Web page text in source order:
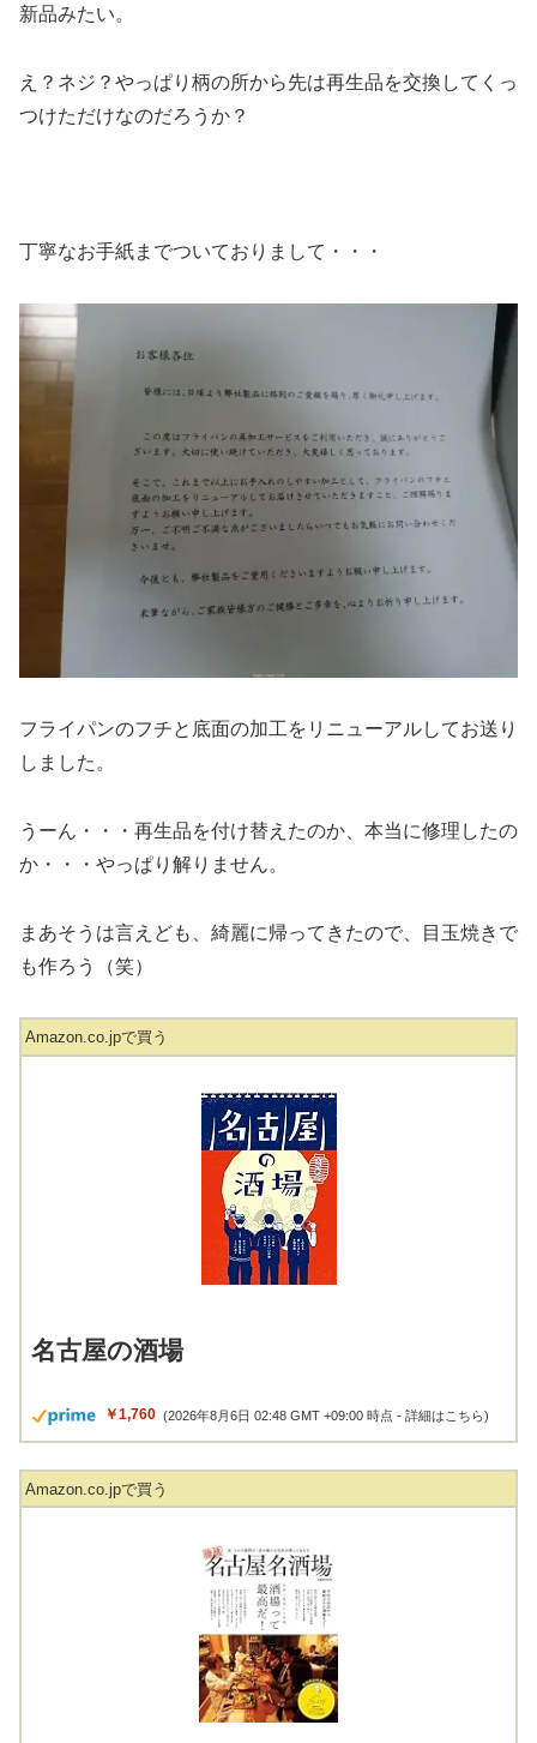
新品みたい。
え？ネジ？やっぱり柄の所から先は再生品を交換してくっ
つけただけなのだろうか？
丁寧なお手紙までついておりまして・・・
フライパンのフチと底面の加工をリニューアルしてお送り
しました。
うーん・・・再生品を付け替えたのか、本当に修理したの
か・・・やっぱり解りません。
まあそうは言えども、綺麗に帰ってきたので、目玉焼きで
も作ろう（笑）
Amazon.co.jpで買う
名古屋の酒場
￥1,760 (2026年8月6日 02:48 GMT +09:00 時点 -詳細はこちら)
Amazon.co.jpで買う